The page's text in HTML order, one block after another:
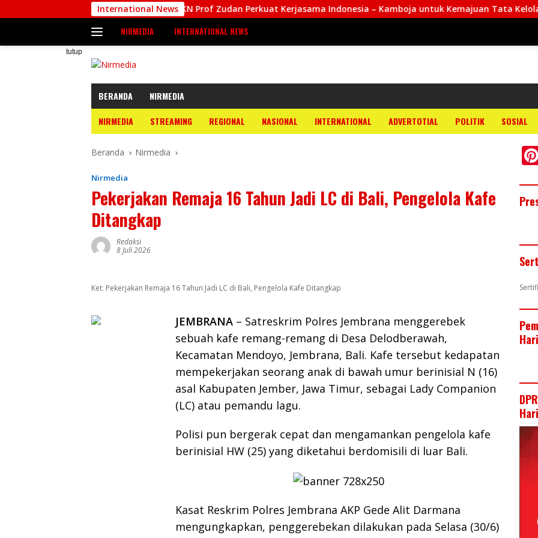
ke
International News
Kepala BKN Prof Zudan Perkuat Kerjasama Indonesia – Kamboja untuk Kemajuan Tata Kelola ASN di ASEAN
NIRMEDIA INTERNATIONAL NEWS
tutup
BERANDA
NIRMEDIA
NIRMEDIA
STREAMING REGIONAL NASIONAL INTERNATIONAL ADVERTOTIAL POLITIK SOSIAL
Beranda Nirmedia
Nirmedia
Pekerjakan Remaja 16 Tahun Jadi LC di Bali, Pengelola Kafe
Ditangkap
Redaksi
8 Juli 2026
Ket: Pekerjakan Remaja 16 Tahun Jadi LC di Bali, Pengelola Kafe Ditangkap
JEMBRANA – Satreskrim Polres Jembrana menggerebek
sebuah kafe remang-remang di Desa Delodberawah,
Kecamatan Mendoyo, Jembrana, Bali. Kafe tersebut kedapatan
mempekerjakan seorang anak di bawah umur berinisial N (16)
asal Kabupaten Jember, Jawa Timur, sebagai Lady Companion
(LC) atau pemandu lagu.
Polisi pun bergerak cepat dan mengamankan pengelola kafe
berinisial HW (25) yang diketahui berdomisili di luar Bali.
Kasat Reskrim Polres Jembrana AKP Gede Alit Darmana
mengungkapkan, penggerebekan dilakukan pada Selasa (30/6)